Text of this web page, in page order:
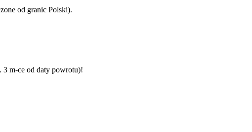
od granic Polski).
3 m-ce od daty powrotu)!